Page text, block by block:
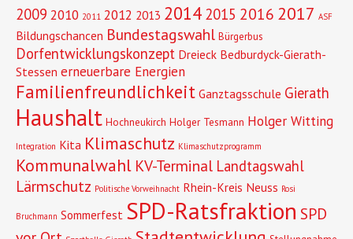
2009 2010 2011 2012 2013 2014 2015 2016 2017 ASF
Bildungschancen Bundestagswahl Bürgerbus
Dorfentwicklungskonzept Dreieck Bedburdyck-Gierath-
Stessen erneuerbare Energien
Familienfreundlichkeit Ganztagsschule Gierath
Haushalt Hochneukirch Holger Tesmann Holger Witting
Integration Kita Klimaschutz Klimaschutzprogramm
Kommunalwahl KV-Terminal Landtagswahl
Lärmschutz Politische Vorweihnacht Rhein-Kreis Neuss Rosi
Bruchmann Sommerfest SPD-Ratsfraktion SPD